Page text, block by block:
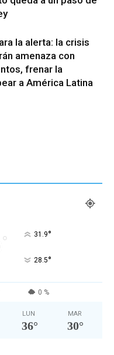
la alerta: la crisis
amenaza con
frenar la
a América Latina
° 31.9°
28.5°
0 %
LUN
36°
MAR
30°